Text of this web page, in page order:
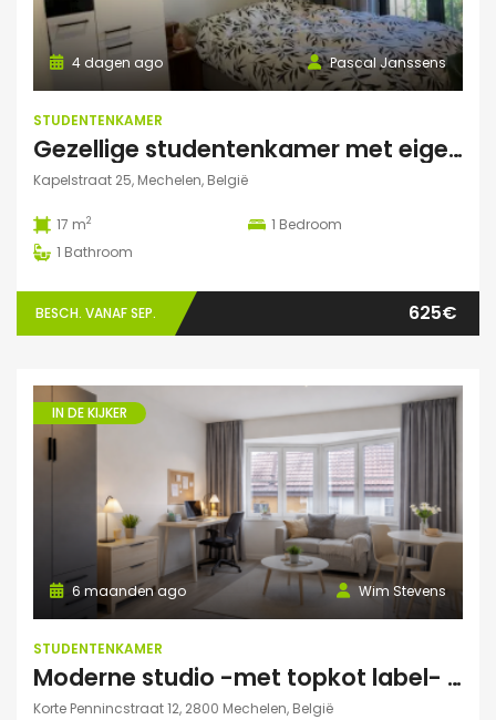
Pascal Janssens
4 dagen ago
STUDENTENKAMER
Gezellige studentenkamer met eigen badkamer in Mechelen
Kapelstraat 25, Mechelen, België
17 m2 1 Bedroom
1 Bathroom
BESCH. VANAF SEP. 625€
IN DE KIJKER
Wim Stevens
6 maanden ago
STUDENTENKAMER
Moderne studio -met topkot label- te huur gelegen in hartje Mechelen
Korte Pennincstraat 12, 2800 Mechelen, België